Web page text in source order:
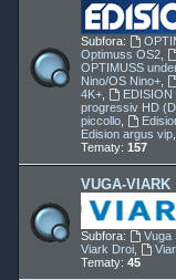
Subfora:
Optimuss OS2
OPTIMUSS
Nino/OS Nino+
4K+
EDISION
progressiv HD
piccollo
Edision argus vip
Tematy: 157
VUGA-VIARK
Subfora: Vuga
Viark Droi
Tematy: 45